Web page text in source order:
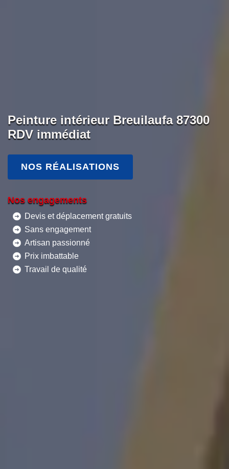
Peinture intérieur Breuilaufa 87300
RDV immédiat
NOS RÉALISATIONS
Nos engagements
Devis et déplacement gratuits
Sans engagement
Artisan passionné
Prix imbattable
Travail de qualité